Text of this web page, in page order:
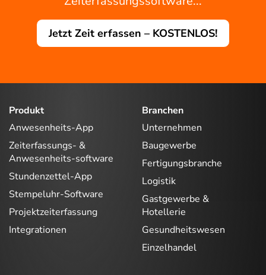
Jetzt Zeit erfassen – KOSTENLOS!
Produkt
Anwesenheits-App
Zeiterfassungs- &
Anwesenheits-software
Stundenzettel-App
Stempeluhr-Software
Projektzeiterfassung
Integrationen
Branchen
Unternehmen
Baugewerbe
Fertigungsbranche
Logistik
Gastgewerbe &
Hotellerie
Gesundheitswesen
Einzelhandel